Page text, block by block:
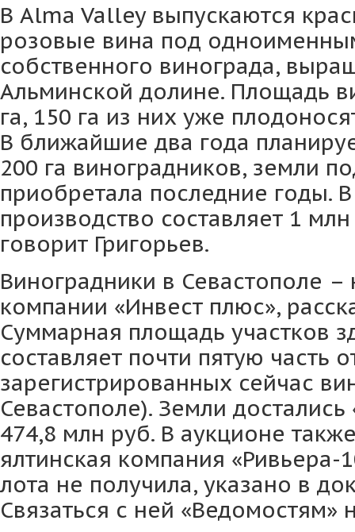
В Alma Valley выпускаются
розовые вина под
собственного винограда,
Альминской долине. Площадь
га, 150 га из них уже
В ближайшие два года
200 га виноградников, земли
приобретала последние годы.
производство составляет 1
говорит Григорьев.
Виноградники в Севастополе
компании «Инвест плюс»,
Суммарная площадь участков
составляет почти пятую часть
зарегистрированных сейчас
Севастополе). Земли
474,8 млн руб. В аукционе
ялтинская компания «Ривьера-
лота не получила, указано в
Связаться с ней «Ведомостям»